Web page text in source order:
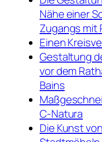
Nähe einer
Zugangs mit
Einen
Gestaltung
vor dem
Bains
C-Natura
Die Kunst